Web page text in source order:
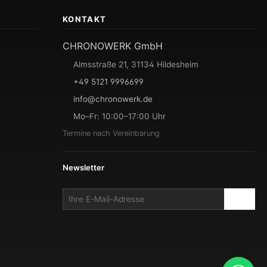
KONTAKT
CHRONOWERK GmbH
Almsstraße 21, 31134 Hildesheim
+49 5121 9996699
info@chronowerk.de
Mo–Fr: 10:00–17:00 Uhr
Termine nach Vereinbarung
Newsletter